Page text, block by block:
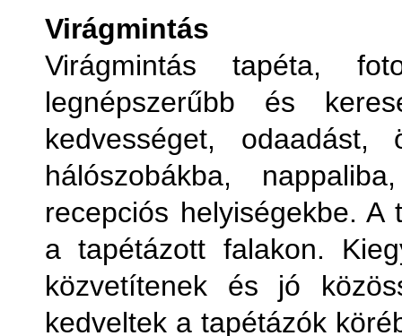
Virágmintás
Virágmintás tapéta,
legnépszerűbb és
kedvességet,
hálószobákba,
recepciós helyiségekbe.
a tapétázott falakon.
közvetítenek és jó
kedveltek a tapétázók